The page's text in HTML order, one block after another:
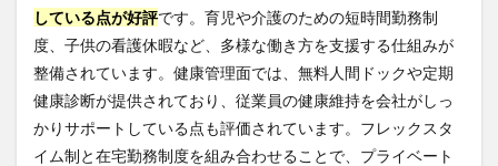
している点が好評です。育児や介護のための短時間勤務制
度、子供の看護休暇など、多様な働き方を支援する仕組みが
整備されています。健康管理面では、無料人間ドックや定期
健康診断が提供されており、従業員の健康維持を会社がしっ
かりサポートしている点も評価されています。フレックスタ
イム制と在宅勤務制度を組み合わせることで、プライベート